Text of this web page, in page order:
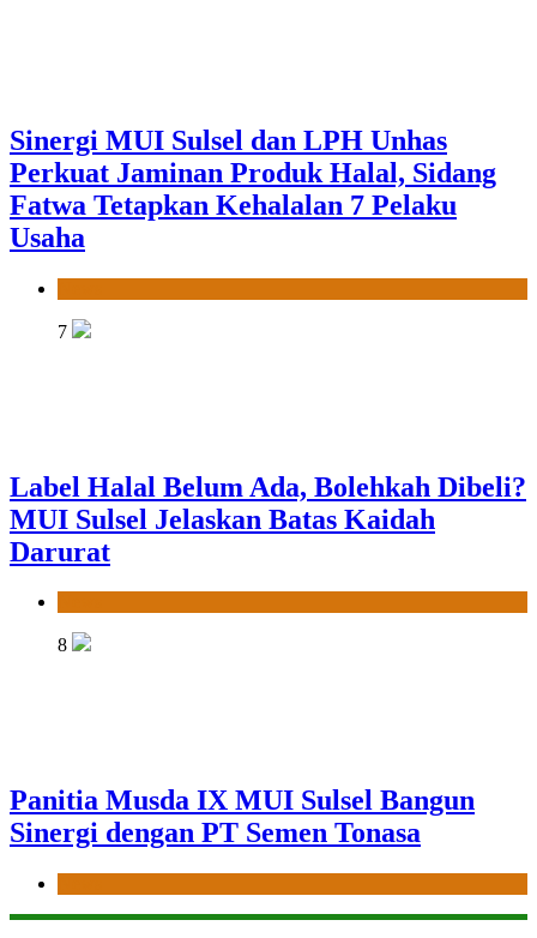
Sinergi MUI Sulsel dan LPH Unhas
Perkuat Jaminan Produk Halal, Sidang
Fatwa Tetapkan Kehalalan 7 Pelaku
Usaha
7
Label Halal Belum Ada, Bolehkah Dibeli?
MUI Sulsel Jelaskan Batas Kaidah
Darurat
8
Panitia Musda IX MUI Sulsel Bangun
Sinergi dengan PT Semen Tonasa